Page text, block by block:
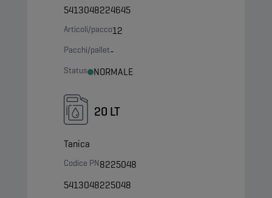
5413048224645
Articoli/pacco12
Pacchi/pallet-
Status NORMALE
20 LT
Tanica
Codice PN8225048
5413048225048